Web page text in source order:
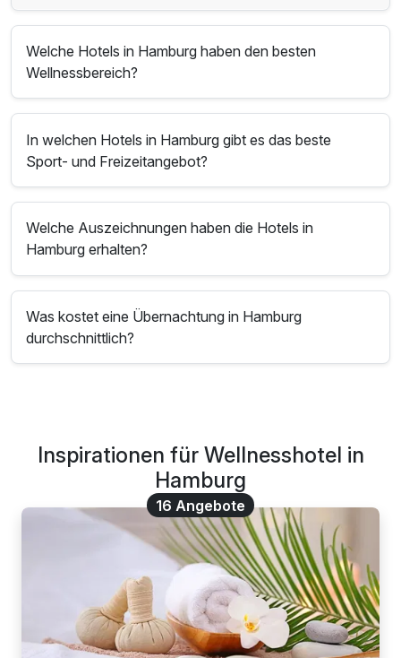
Welche Hotels in Hamburg haben den besten
Wellnessbereich?
In welchen Hotels in Hamburg gibt es das beste
Sport- und Freizeitangebot?
Welche Auszeichnungen haben die Hotels in
Hamburg erhalten?
Was kostet eine Übernachtung in Hamburg
durchschnittlich?
Inspirationen für Wellnesshotel in
Hamburg
16 Angebote